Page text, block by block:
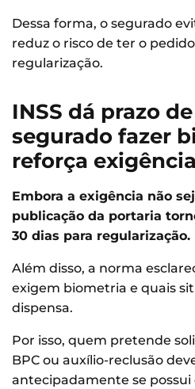
Dessa forma, o segurado
reduz o risco de ter o
regularização.
INSS dá prazo
segurado fazer
reforça exigência
Embora a exigência não
publicação da portaria
30 dias para regularização.
Além disso, a norma
exigem biometria e quais
dispensa.
Por isso, quem pretende
BPC ou auxílio-reclusão
antecipadamente se